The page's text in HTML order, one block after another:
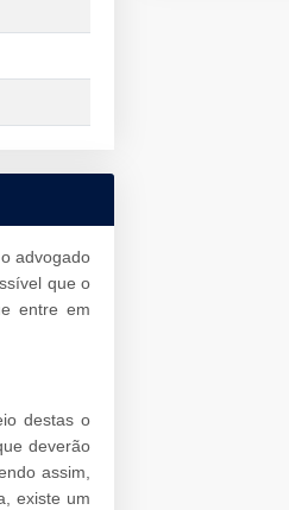
advogado
que o
entre em
destas o
deverão
assim,
existe um